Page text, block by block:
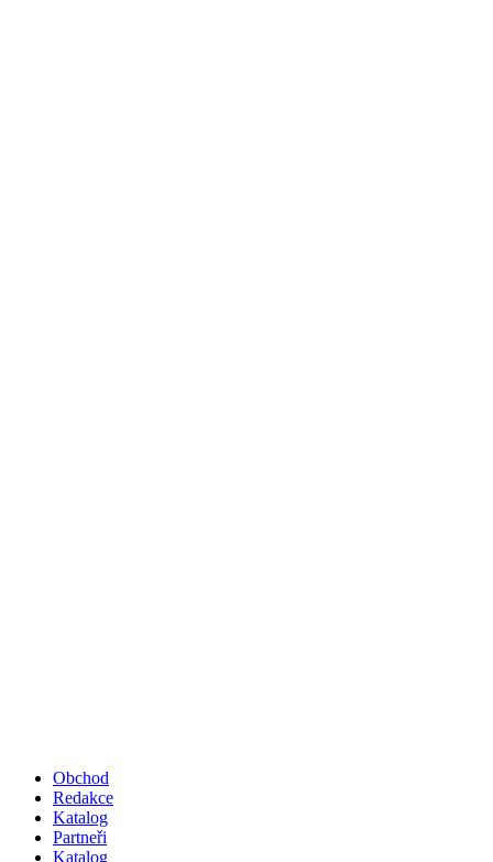
Obchod
Redakce
Katalog
Partneři
Katalog